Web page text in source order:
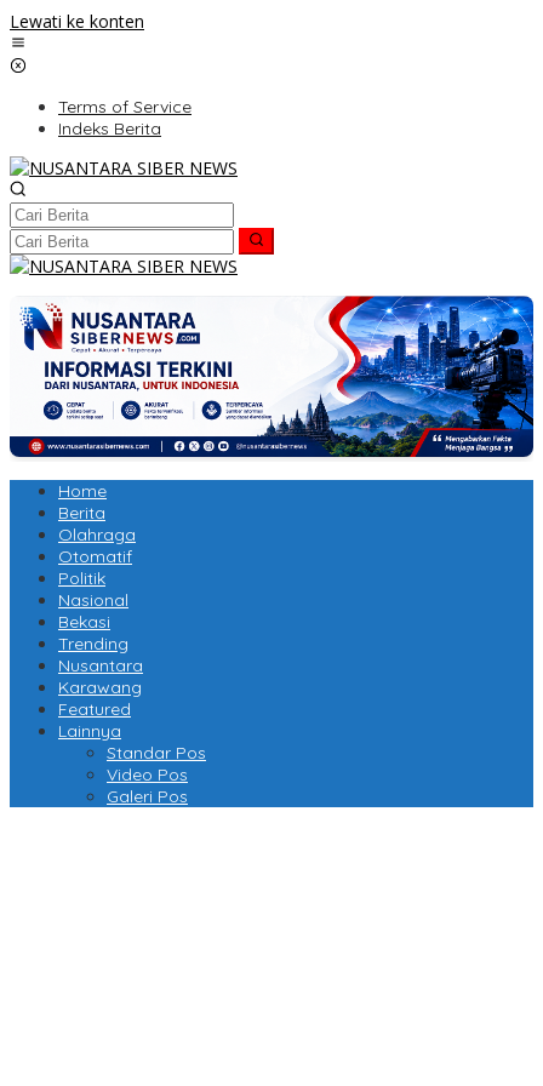
Lewati ke konten
Terms of Service
Indeks Berita
Home
Berita
Olahraga
Otomatif
Politik
Nasional
Bekasi
Trending
Nusantara
Karawang
Featured
Lainnya
Standar Pos
Video Pos
Galeri Pos